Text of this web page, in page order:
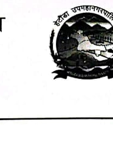
प्रमुख
Phone:
सविन न्यौपाने